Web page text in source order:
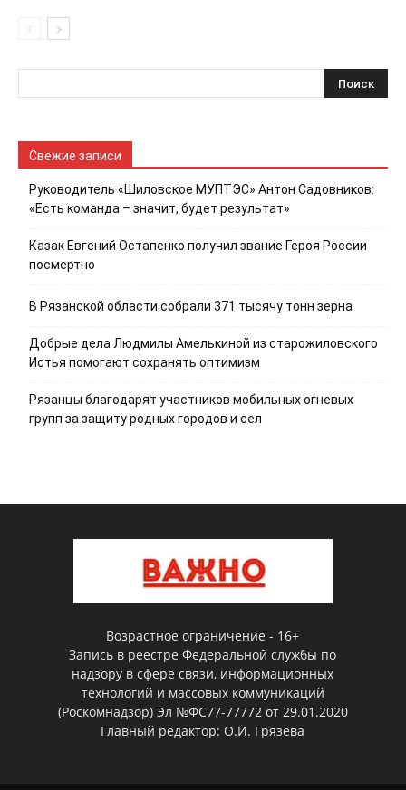
Свежие записи
Руководитель «Шиловское МУПТЭС» Антон Садовников:
«Есть команда – значит, будет результат»
Казак Евгений Остапенко получил звание Героя России
посмертно
В Рязанской области собрали 371 тысячу тонн зерна
Добрые дела Людмилы Амелькиной из старожиловского
Истья помогают сохранять оптимизм
Рязанцы благодарят участников мобильных огневых
групп за защиту родных городов и сел
Возрастное ограничение - 16+
Запись в реестре Федеральной службы по
надзору в сфере связи, информационных
технологий и массовых коммуникаций
(Роскомнадзор) Эл №ФС77-77772 от 29.01.2020
Главный редактор: О.И. Грязева